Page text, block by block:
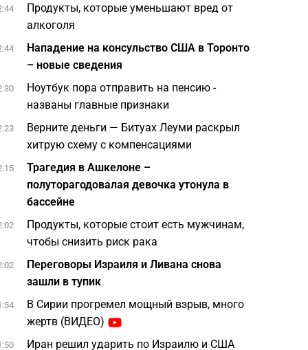
Продукты, которые уменьшают вред от
алкоголя
Нападение на консульство США в Торонто
– новые сведения
Ноутбук пора отправить на пенсию -
названы главные признаки
Верните деньги — Битуах Леуми раскрыл
хитрую схему с компенсациями
Трагедия в Ашкелоне –
полуторагодовалая девочка утонула в
бассейне
Продукты, которые стоит есть мужчинам,
чтобы снизить риск рака
Переговоры Израиля и Ливана снова
зашли в тупик
В Сирии прогремел мощный взрыв, много
жертв (ВИДЕО)
Иран решил ударить по Израилю и США